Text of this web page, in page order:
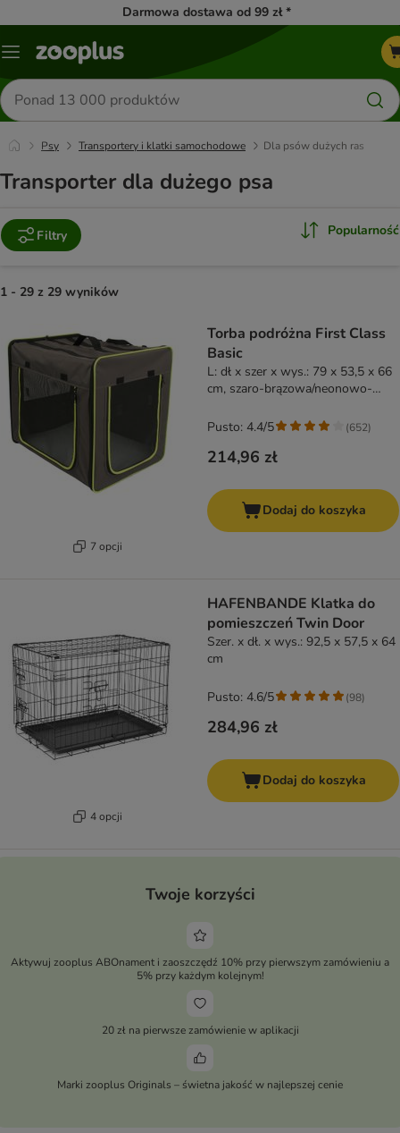
Darmowa dostawa od 99 zł *
Menu
Szukaj
produktów
Psy Transportery i klatki samochodowe Dla psów dużych ras
Transporter dla dużego psa
Filtry Popularność
1 - 29 z 29 wyników
7 opcji
Torba podróżna First Class
Basic
L: dł x szer x wys.: 79 x 53,5 x 66
cm, szaro-brązowa/neonowo-
214,96 zł
Pusto: 4.4/5 (652)
Dodaj do koszyka
4 opcji
HAFENBANDE Klatka do
pomieszczeń Twin Door
Szer. x dł. x wys.: 92,5 x 57,5 x 64
cm
284,96 zł
Pusto: 4.6/5 (98)
Dodaj do koszyka
Twoje korzyści
Aktywuj zooplus ABOnament i zaoszczędź 10% przy pierwszym zamówieniu a
5% przy każdym kolejnym!
20 zł na pierwsze zamówienie w aplikacji
Marki zooplus Originals – świetna jakość w najlepszej cenie